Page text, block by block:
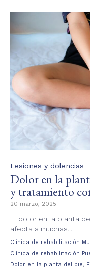
Category
Lesiones y dolencias
Dolor en la
y tratamiento
20 marzo, 2025
El dolor en la planta
afecta a muchas...
Tags
Clínica de rehabilitación
Clínica de rehabilitación
Dolor en la planta del pie,